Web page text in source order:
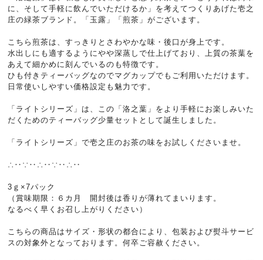
に、そして手軽に飲んでいただけるか」を考えてつくりあげた壱之
庄の緑茶ブランド。「玉露」「煎茶」がございます。
こちら煎茶は、すっきりとさわやかな味・後口が身上です。
水出しにも適するようにやや深蒸しで仕上げており、上質の茶葉を
あえて細かめに刻んでいるのも特徴です。
ひも付きティーバッグなのでマグカップでもご利用いただけます。
日常使いしやすい価格設定も魅力です。
「ライトシリーズ」は、この「洛之葉」をより手軽にお楽しみいた
だくためのティーバッグ少量セットとして誕生しました。
「ライトシリーズ」で壱之庄のお茶の味をお試しくださいませ。
∴‥∵‥∴‥∵‥∴‥
3ｇ×7パック
（賞味期限：６カ月 開封後は香りが薄れてまいります。
なるべく早くお召し上がりください）
こちらの商品はサイズ・形状の都合により、包装および熨斗サービ
スの対象外となっております。何卒ご容赦ください。